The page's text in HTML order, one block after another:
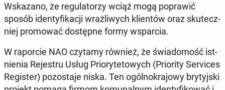
Wska­za­no, że re­gu­la­to­rzy wciąż mogą po­pra­wić
sposób iden­ty­fi­ka­cji wraż­li­wych klien­tów oraz sku­tecz­
niej pro­mo­wać do­stęp­ne formy wspar­cia.
W ra­por­cie NAO czytamy również, że świa­do­mość ist­
nie­nia Re­je­stru Usług Prio­ry­te­to­wych (Prio­ri­ty Se­rvi­ces
Re­gi­ster) po­zo­sta­je niska. Ten ogól­no­kra­jo­wy bry­tyj­ski